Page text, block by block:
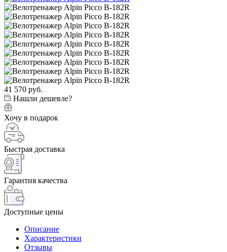
41 570 руб.
Нашли дешевле?
Хочу в подарок
Быстрая доставка
Гарантия качества
Доступные цены
Описание
Характеристики
Отзывы